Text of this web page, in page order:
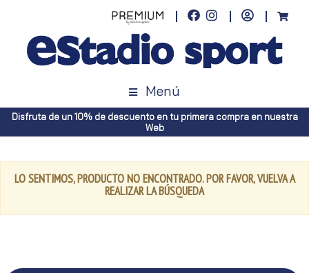
Menú
Disfruta de un 10% de descuento en tu primera compra en nuestra
Web
LO SENTIMOS, PRODUCTO NO ENCONTRADO. POR FAVOR, VUELVA A
REALIZAR LA BÚSQUEDA